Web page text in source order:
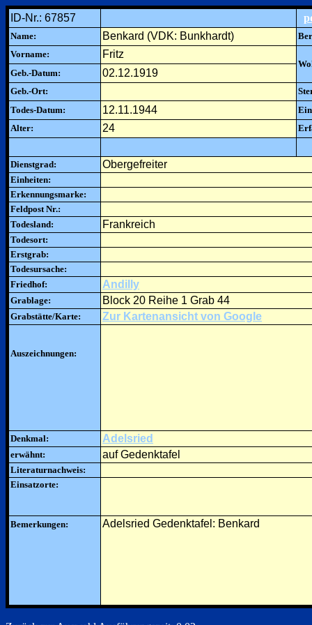
ID-Nr.: 67857
Name: Benkard (VDK: Bunkhardt)
Vorname:
Fritz
Geb.-Datum:
02.12.1919
Geb.-Ort:
Todes-Datum:
12.11.1944
Alter:
24
Dienstgrad: Obergefreiter
Einheiten:
Erkennungsmarke:
Feldpost Nr.:
Todesland:
Frankreich
Todesort:
Erstgrab:
Todesursache:
Friedhof:
Andilly
Grablage: Block 20 Reihe 1 Grab 44
Grabstätte/Karte: Zur Kartenansicht von Google
Auszeichnungen:
Denkmal: Adelsried
erwähnt: auf Gedenktafel
Literaturnachweis:
Einsatzorte:
Bemerkungen: Adelsried Gedenktafel: Benkard